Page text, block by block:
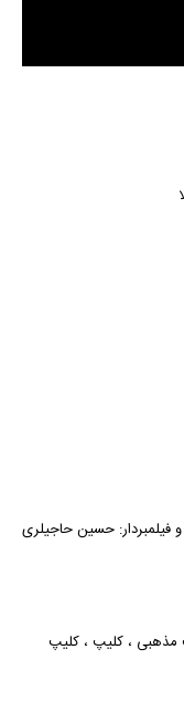
فیلمبردار: حسین حاجیلری
مذهبی ، کلیپ ، کلیپ